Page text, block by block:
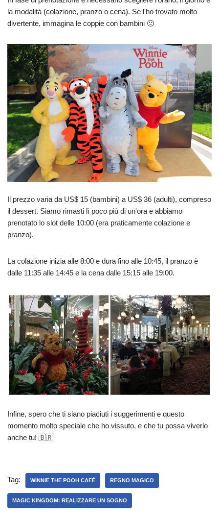
la modalità (colazione, pranzo o cena). Se l'ho trovato molto
divertente, immagina le coppie con bambini 🙂
Il prezzo varia da US$ 15 (bambini) a US$ 36 (adulti), compreso
il dessert. Siamo rimasti lì poco più di un'ora e abbiamo
prenotato lo slot delle 10:00 (era praticamente colazione e
pranzo).
La colazione inizia alle 8:00 e dura fino alle 10:45, il pranzo è
dalle 11:35 alle 14:45 e la cena dalle 15:15 alle 19:00.
Infine, spero che ti siano piaciuti i suggerimenti e questo
momento molto speciale che ho vissuto, e che tu possa viverlo
anche tu! 🇧🇷
Tag: WINNIE THE POOH CAFÈ REGNO MAGICO
MAGIC KINGDOM: REALIZZARE UN SOGNO